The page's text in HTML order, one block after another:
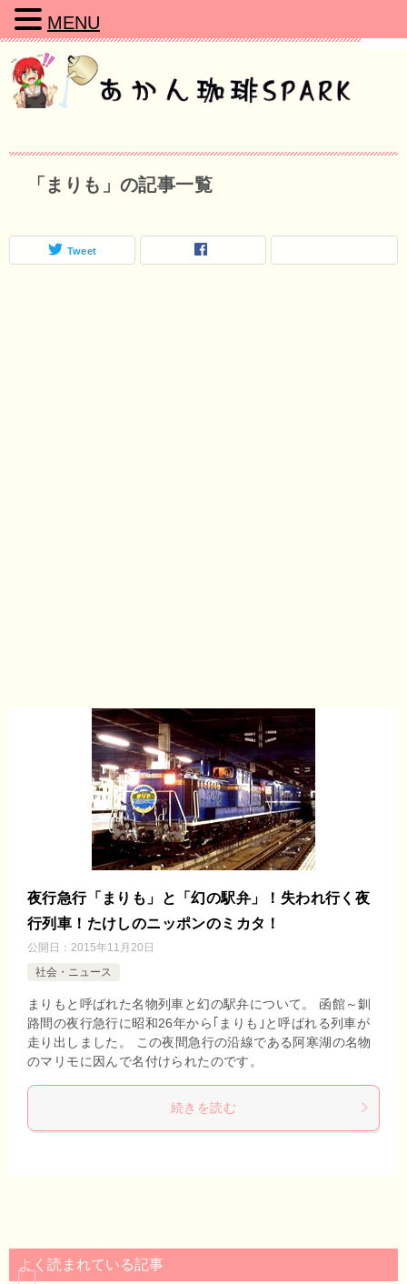
「まりも」の記事一覧
Tweet
夜行急行「まりも」と「幻の駅弁」！失われ行く夜
行列車！たけしのニッポンのミカタ！
公開日： 2015年11月20日
社会・ニュース
まりもと呼ばれた名物列車と幻の駅弁について。 函館～釧
路間の夜行急行に昭和26年から｢まりも｣と呼ばれる列車が
走り出しました。 この夜間急行の沿線である阿寒湖の名物
のマリモに因んで名付けられたのです。
続きを読む
よく読まれている記事
MENU